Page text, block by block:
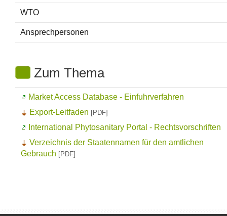
WTO
Ansprechpersonen
Zum Thema
Market Access Database - Einfuhrverfahren
Export-Leitfaden [PDF]
International Phytosanitary Portal - Rechtsvorschriften
Verzeichnis der Staatennamen für den amtlichen
Gebrauch [PDF]